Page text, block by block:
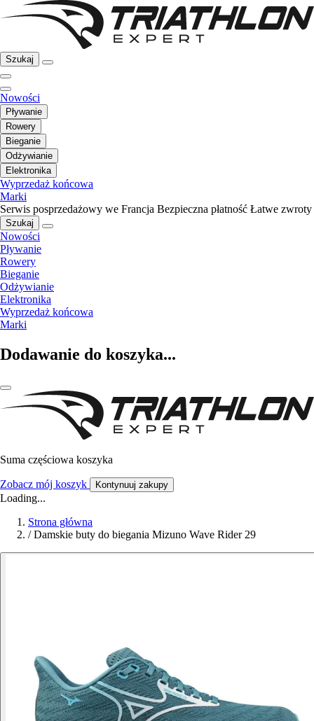
Szukaj
Nowości
Pływanie
Rowery
Bieganie
Odżywianie
Elektronika
Wyprzedaż końcowa
Marki
Serwis posprzedażowy we Francja Bezpieczna płatność Łatwe zwroty
Szukaj
Nowości
Pływanie
Rowery
Bieganie
Odżywianie
Elektronika
Wyprzedaż końcowa
Marki
Dodawanie do koszyka...
Suma częściowa koszyka
Zobacz mój koszyk Kontynuuj zakupy
Loading...
Strona główna
/ Damskie buty do biegania Mizuno Wave Rider 29